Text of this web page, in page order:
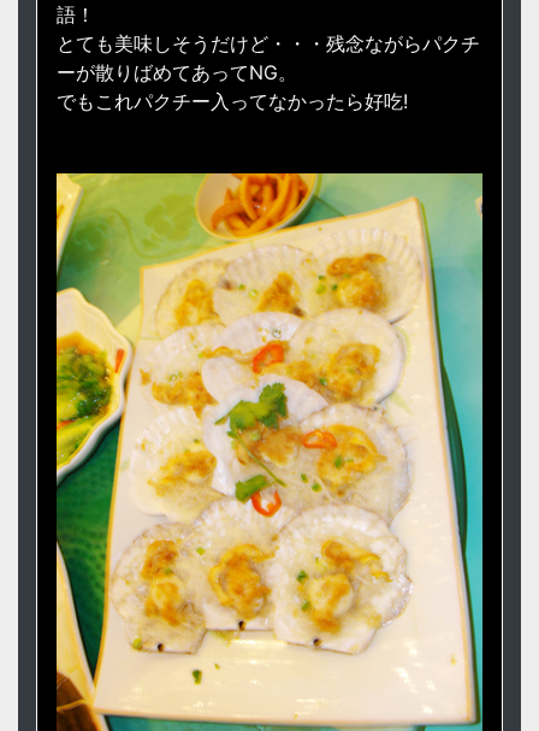
語！
とても美味しそうだけど・・・残念ながらパクチ
ーが散りばめてあってNG。
でもこれパクチー入ってなかったら好吃!